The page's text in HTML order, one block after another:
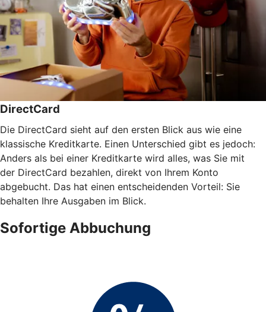
DirectCard
Die DirectCard sieht auf den ersten Blick aus wie eine
klassische Kreditkarte. Einen Unterschied gibt es jedoch:
Anders als bei einer Kreditkarte wird alles, was Sie mit
der DirectCard bezahlen, direkt von Ihrem Konto
abgebucht. Das hat einen entscheidenden Vorteil: Sie
behalten Ihre Ausgaben im Blick.
Sofortige Abbuchung